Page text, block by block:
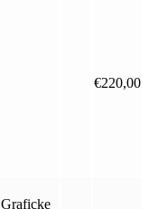
€220,00
Graficke